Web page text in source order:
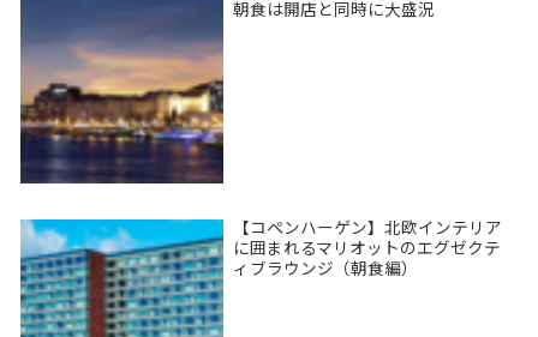
朝食は開店と同時に大盛況
【コペンハーゲン】北欧インテリア
に囲まれるマリオットのエグゼクテ
ィブラウンジ（朝食編）